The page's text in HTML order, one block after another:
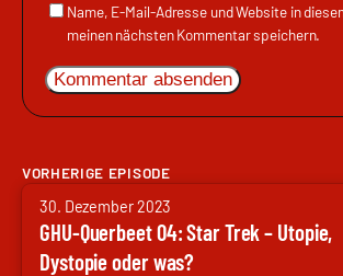
Name, E-Mail-Adresse und Website in
meinen nächsten Kommentar speichern.
VORHERIGE EPISODE
30. Dezember 2023
GHU-Querbeet 04: Star Trek – Utopie,
Dystopie oder was?
von
Arne
Ruddat